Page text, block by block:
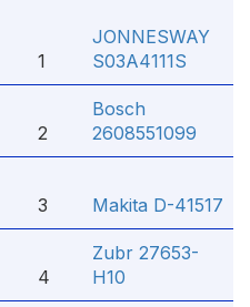
1
JONNESWAY
S03A4111S
2
Bosch
2608551099
3 Makita D-41517
4
Zubr 27653-
H10